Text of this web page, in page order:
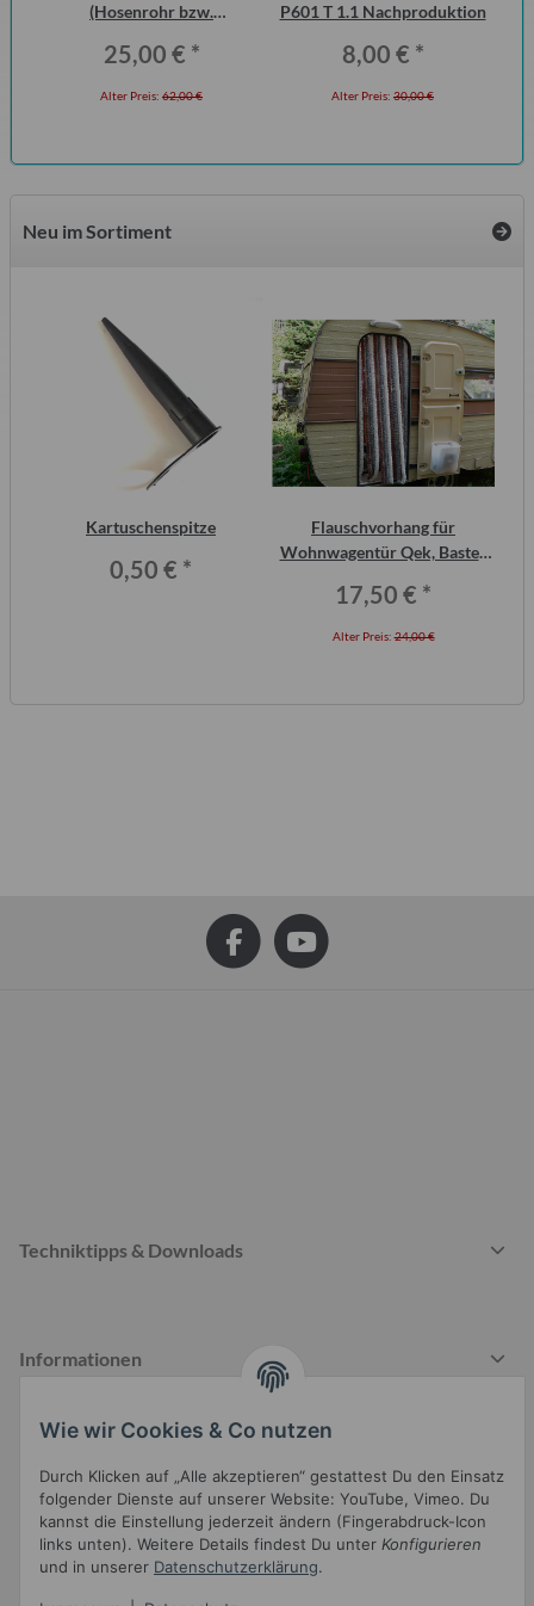
(Hosenrohr bzw.
(ohne KAT)
25,00 € *
Alter Preis: 62,00 €
P601 T 1.1 Nachproduktion
8,00 € *
Alter Preis: 30,00 €
Neu im Sortiment
Kartuschenspitze
0,50 € *
Flauschvorhang für
Wohnwagentür Qek, Bastei,
17,50 € *
Alter Preis:24,00 €
Techniktipps & Downloads
Informationen
Gesetzliche Informationen
Wie wir Cookies & Co nutzen
Durch Klicken auf „Alle akzeptieren“ gestattest Du den Einsatz
folgender Dienste auf unserer Website: YouTube, Vimeo. Du
kannst die Einstellung jederzeit ändern (Fingerabdruck-Icon
links unten). Weitere Details findest Du unter Konfigurieren
und in unserer Datenschutzerklärung.